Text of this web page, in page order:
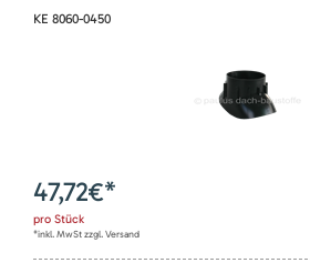
KE 8060-0450
47,72€*
pro Stück
*inkl. MwSt zzgl. Versand